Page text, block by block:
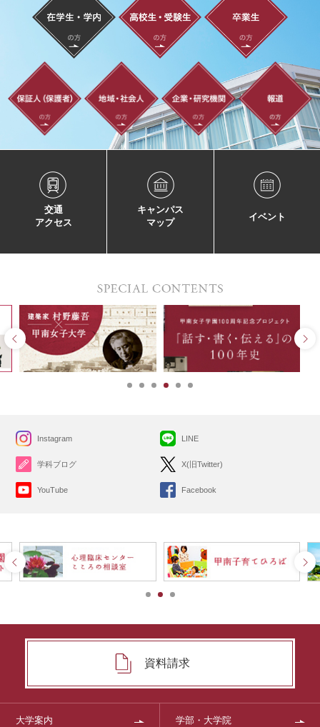
交通
アクセス
キャンパス
マップ
イベント
Instagram
学科ブログ
YouTube
LINE
X(旧Twitter)
Facebook
資料請求
大学案内 学部・大学院